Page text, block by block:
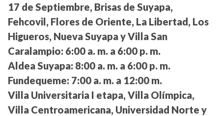
17 de Septiembre, Brisas de Suyapa,
Fehcovil, Flores de Oriente, La Libertad, Los
Higueros, Nueva Suyapa y Villa San
Caralampio: 6:00 a. m. a 6:00 p. m.
Aldea Suyapa: 8:00 a. m. a 6:00 p. m.
Fundequeme: 7:00 a. m. a 12:00 m.
Villa Universitaria I etapa, Villa Olímpica,
Villa Centroamericana, Universidad Norte y